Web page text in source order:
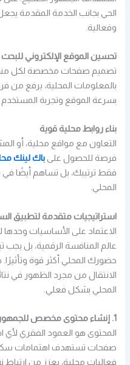
الحي بجانب الخدمة المقدمة
وفعالية.
تحسين الموقع الإلكتروني للبحث
تصميم صفحات مخصصة لكل
بالمعلومات المحلية، يرفع من
بسرعة الموقع وتجربة المستخدم
بناء روابط محلية قوية
التعاون مع مواقع محلية، أو
فرصة للحصول علىباك لينك
فقط ترتيبك، بل تساهم أيضًا
المحلي.
استراتيجيات متقدمة لتطبيق
الاعتماد على الأساسيات
عالم المنافسة الرقمية، بل
حضورك المحلي أكثر قوة
الانتقال من مجرد الظهور في
المحلي بشكل فعلي.
1. إنشاء محتوى مخصص للجمهور المحلي
المحتوى هو العمود الفقري لأي
صفحات تستهدف اهتمامات سكان
فعاليات محلية، يعزز من ارتباط